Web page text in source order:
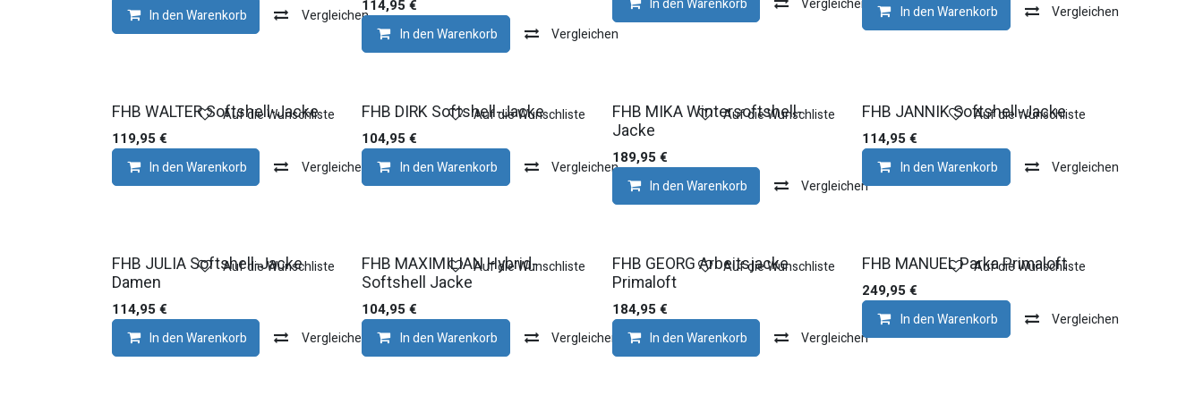
In den Warenkorb Vergleichen
114,95€
In den Warenkorb Vergleichen
In den Warenkorb Vergleichen In den Warenkorb Vergleichen
FHB WALTER Softshell-Jacke
119,95€
In den Warenkorb Vergleichen
Auf die Wunschliste FHB DIRK Softshell-Jacke
104,95€
In den Warenkorb Vergleichen
Auf die Wunschliste
FHB MIKA Wintersoftshell-
Jacke
189,95€
In den Warenkorb Vergleichen
Auf die Wunschliste FHB JANNIK Softshell-Jacke
114,95€
In den Warenkorb Vergleichen
Auf die Wunschliste
FHB JULIA Softshell-Jacke
Damen
114,95€
In den Warenkorb Vergleichen
Auf die Wunschliste
FHB MAXIMILIAN Hybrid-
Softshell Jacke
104,95€
In den Warenkorb Vergleichen
Auf die Wunschliste
FHB GEORG Arbeitsjacke
Primaloft
184,95€
In den Warenkorb Vergleichen
Auf die Wunschliste FHB MANUEL Parka Primaloft
249,95€
In den Warenkorb Vergleichen
Auf die Wunschliste